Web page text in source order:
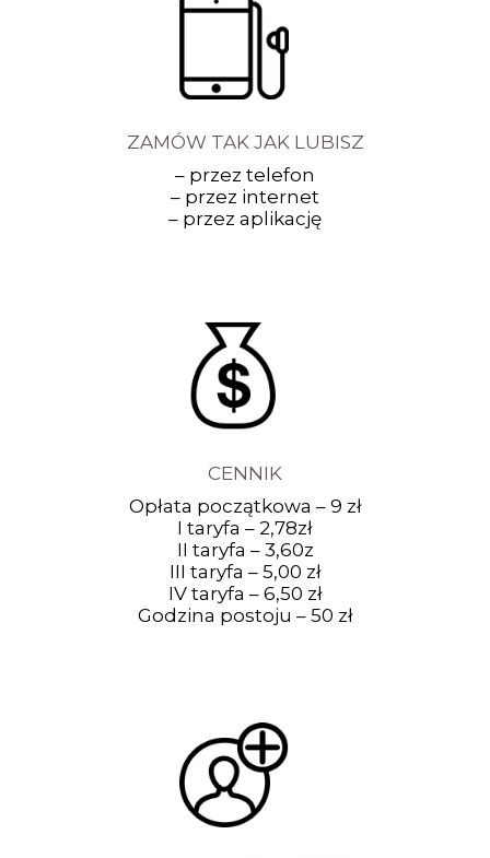
ZAMÓW TAK JAK LUBISZ
– przez telefon
– przez internet
– przez aplikację
CENNIK
Opłata początkowa – 9 zł
I taryfa – 2,78zł
II taryfa – 3,60z
III taryfa – 5,00 zł
IV taryfa – 6,50 zł
Godzina postoju – 50 zł